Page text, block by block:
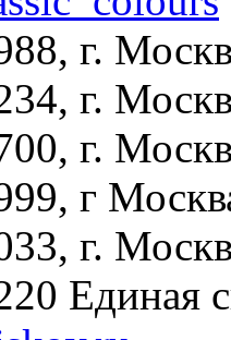
г.
г.
г.
г
г.
Единая